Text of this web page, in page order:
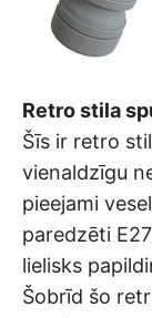
Retro stila
Šīs ir retro
vienaldzīgu
pieejami
paredzēti
lielisks
Šobrīd šo